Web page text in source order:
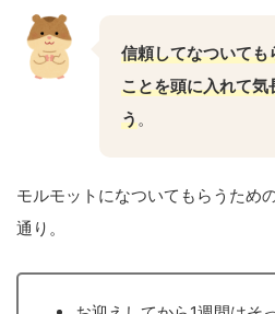
信頼してなついて
ことを頭に入れて
う。
モルモットになついてもらうため
通り。